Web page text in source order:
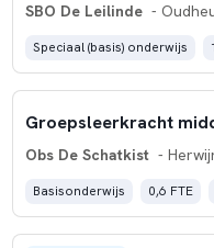
SBO De Leilinde -
Speciaal (basis) onderwijs
Obs De Schatkist -
Basisonderwijs 0,6 FTE